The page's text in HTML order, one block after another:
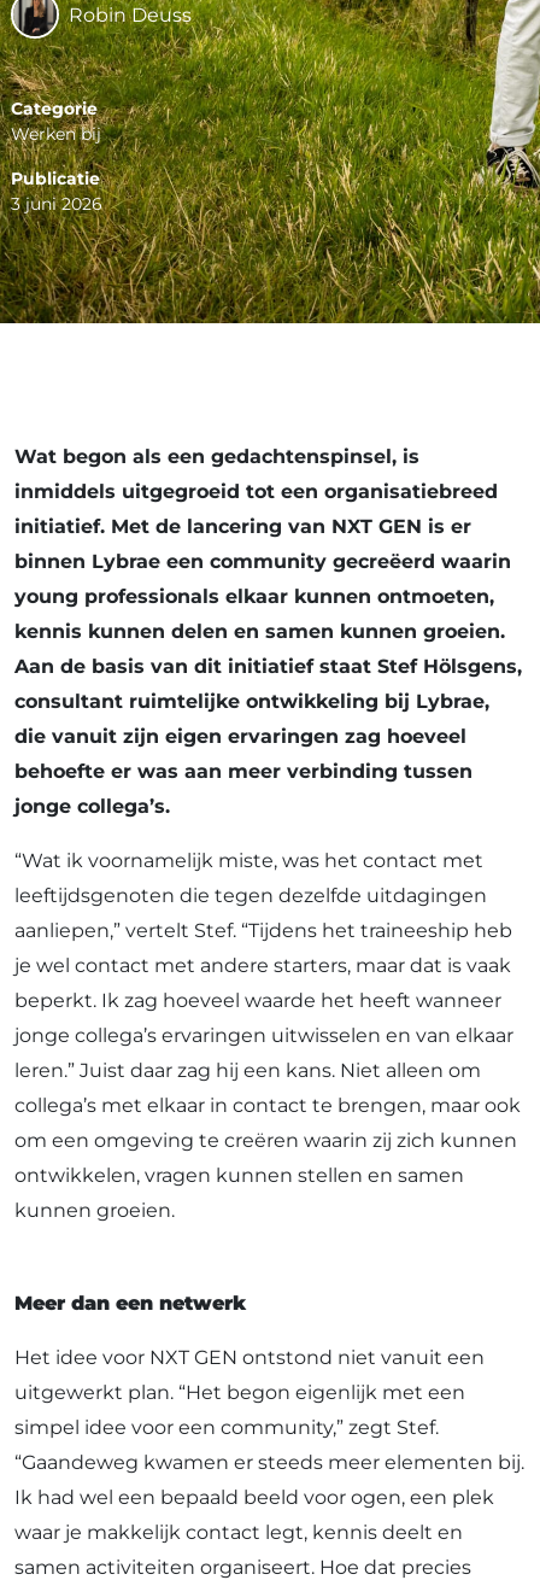
Robin Deuss
Categorie
Werken bij
Publicatie
3 juni 2026
Wat begon als een gedachtenspinsel, is
inmiddels uitgegroeid tot een organisatiebreed
initiatief. Met de lancering van NXT GEN is er
binnen Lybrae een community gecreëerd waarin
young professionals elkaar kunnen ontmoeten,
kennis kunnen delen en samen kunnen groeien.
Aan de basis van dit initiatief staat Stef Hölsgens,
consultant ruimtelijke ontwikkeling bij Lybrae,
die vanuit zijn eigen ervaringen zag hoeveel
behoefte er was aan meer verbinding tussen
jonge collega’s.
“Wat ik voornamelijk miste, was het contact met
leeftijdsgenoten die tegen dezelfde uitdagingen
aanliepen,” vertelt Stef. “Tijdens het traineeship heb
je wel contact met andere starters, maar dat is vaak
beperkt. Ik zag hoeveel waarde het heeft wanneer
jonge collega’s ervaringen uitwisselen en van elkaar
leren.” Juist daar zag hij een kans. Niet alleen om
collega’s met elkaar in contact te brengen, maar ook
om een omgeving te creëren waarin zij zich kunnen
ontwikkelen, vragen kunnen stellen en samen
kunnen groeien.
Meer dan een netwerk
Het idee voor NXT GEN ontstond niet vanuit een
uitgewerkt plan. “Het begon eigenlijk met een
simpel idee voor een community,” zegt Stef.
“Gaandeweg kwamen er steeds meer elementen bij.
Ik had wel een bepaald beeld voor ogen, een plek
waar je makkelijk contact legt, kennis deelt en
samen activiteiten organiseert. Hoe dat precies